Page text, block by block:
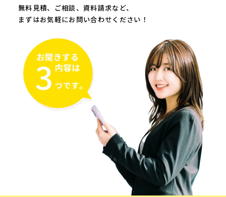
無料見積、ご相談、資料請求など、
まずはお気軽にお問い合わせください！